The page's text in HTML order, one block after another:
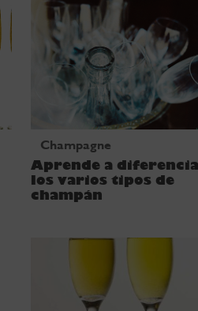
Champagne
Aprende a
los varios tipos de
champán